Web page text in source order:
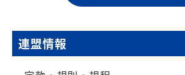
連盟情報